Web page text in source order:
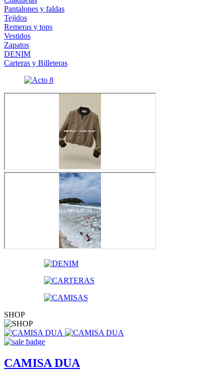
Pantalones y faldas
Tejidos
Remeras y tops
Vestidos
Zapatos
DENIM
Carteras y Billeteras
SHOP
CAMISA DUA